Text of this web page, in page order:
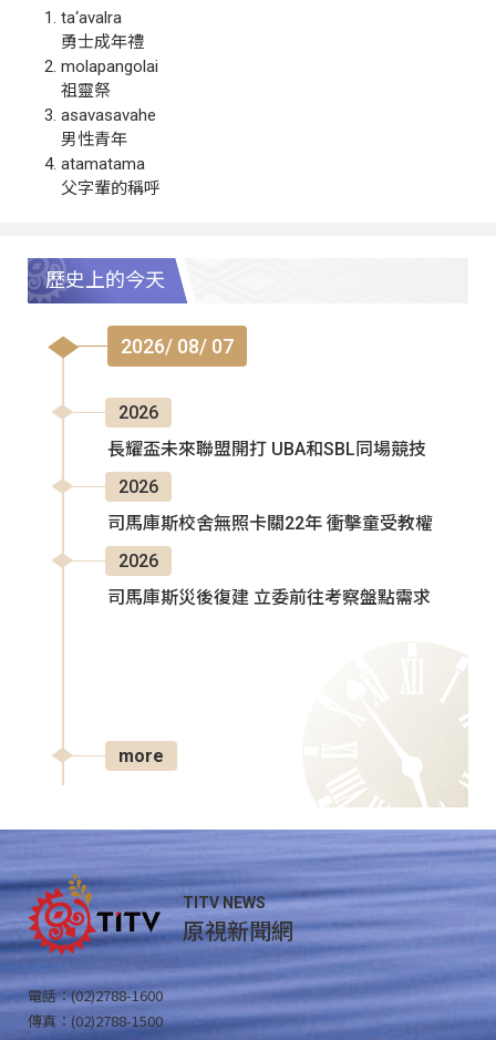
ta‘avalra
勇士成年禮
molapangolai
祖靈祭
asavasavahe
男性青年
atamatama
父字輩的稱呼
歷史上的今天
2026/ 08/ 07
2026
長耀盃未來聯盟開打 UBA和SBL同場競技
2026
司馬庫斯校舍無照卡關22年 衝擊童受教權
2026
司馬庫斯災後復建 立委前往考察盤點需求
more
TITV NEWS
原視新聞網
電話：(02)2788-1600
傳真：(02)2788-1500